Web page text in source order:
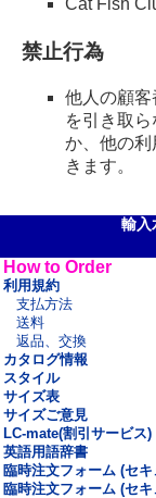
Cat Fish
禁止行為
他人の顧
を引き取
か、他の
きます。
輸入
How to Order
利用規約
支払方法
送料
返品、交換
カタログ情報
スタイル
サイズ表
サイズご意見
LC-mate(割引サービス)
英語用語辞書
臨時注文フォーム (セ
臨時注文フォーム (セ